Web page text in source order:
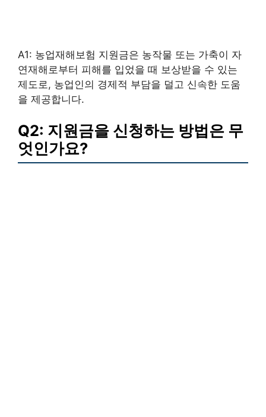
A1: 농업재해보험 지원금은 농작물 또는 가축이 자
연재해로부터 피해를 입었을 때 보상받을 수 있는
제도로, 농업인의 경제적 부담을 덜고 신속한 도움
을 제공합니다.
Q2: 지원금을 신청하는 방법은 무
엇인가요?